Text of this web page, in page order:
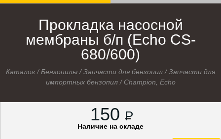
Прокладка насосной
мембраны б/п (Echo CS-
680/600)
Каталог /Бензопилы /Запчасти для бензопил /Запчасти для
импортных бензопил/ Champion, Echo
150 P
Наличие на складе